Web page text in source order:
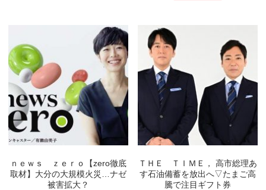
ｎｅｗｓ ｚｅｒｏ【zero徹底
取材】大分の大規模火災…ナゼ
被害拡大？
ＴＨＥ ＴＩＭＥ， 高市総理あ
す石油備蓄を放出へ▽たまご高
騰で注目ギフト券